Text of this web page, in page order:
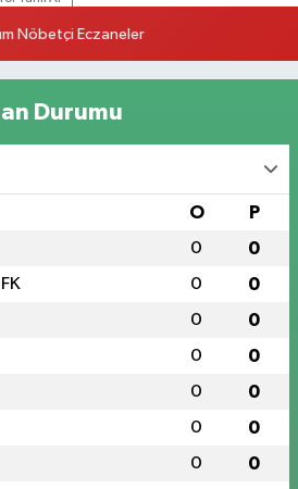
Nöbetçi Eczaneler
Durumu
O P
0 0
0 0
0 0
0 0
0 0
0 0
0 0